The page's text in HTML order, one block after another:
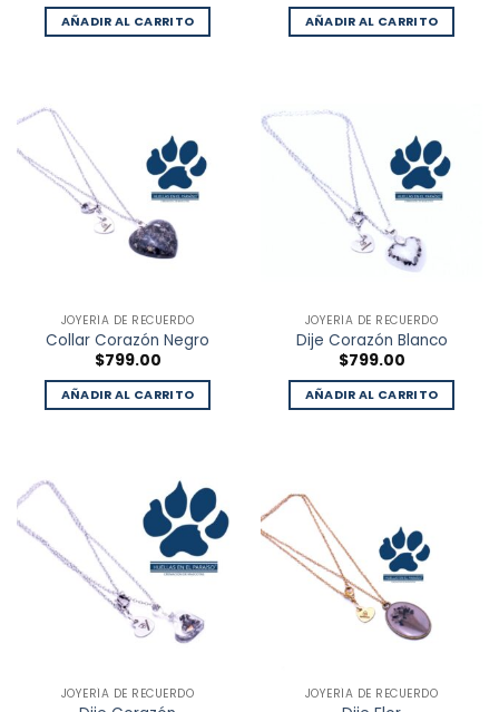
AÑADIR AL CARRITO AÑADIR AL CARRITO
JOYERÍA DE RECUERDO
Collar Corazón Negro
$799.00
AÑADIR AL CARRITO
JOYERÍA DE RECUERDO
Dije Corazón Blanco
$799.00
AÑADIR AL CARRITO
JOYERÍA DE RECUERDO JOYERÍA DE RECUERDO